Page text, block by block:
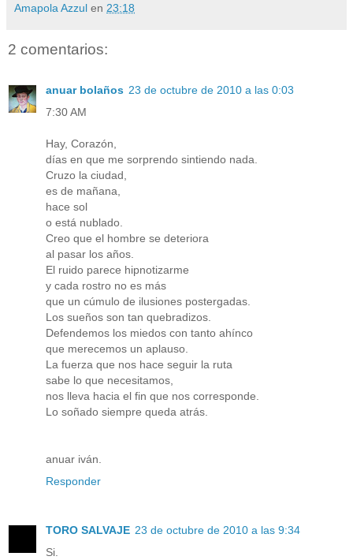
Amapola Azzul en 23:18
2 comentarios:
anuar bolaños 23 de octubre de 2010 a las 0:03
7:30 AM
Hay, Corazón,
días en que me sorprendo sintiendo nada.
Cruzo la ciudad,
es de mañana,
hace sol
o está nublado.
Creo que el hombre se deteriora
al pasar los años.
El ruido parece hipnotizarme
y cada rostro no es más
que un cúmulo de ilusiones postergadas.
Los sueños son tan quebradizos.
Defendemos los miedos con tanto ahínco
que merecemos un aplauso.
La fuerza que nos hace seguir la ruta
sabe lo que necesitamos,
nos lleva hacia el fin que nos corresponde.
Lo soñado siempre queda atrás.
anuar iván.
Responder
TORO SALVAJE 23 de octubre de 2010 a las 9:34
Si.